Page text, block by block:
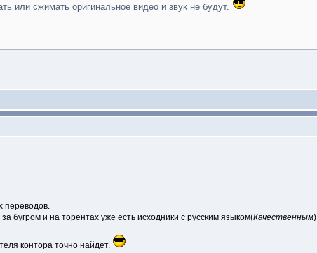
или сжимать оригинальное видео и звук не будут.
переводов.
бугром и на торентах уже есть исходники с русским языком(Качественным)
контора точно найдет.